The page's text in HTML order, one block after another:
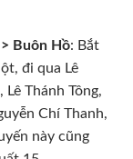
Buôn Hồ: Bắt
đi qua Lê
Thánh Tông,
Chí Thanh,
này cũng